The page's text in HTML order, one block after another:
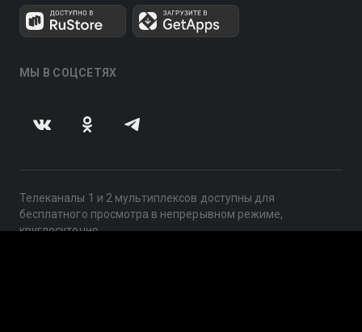
МЫ В СОЦСЕТЯХ
Телеканалы 1 и 2 мультиплексов доступны для
бесплатного просмотра в непрерывном режиме,
круглосуточно.